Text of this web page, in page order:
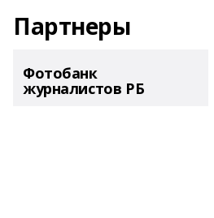
Партнеры
Фотобанк
журналистов РБ